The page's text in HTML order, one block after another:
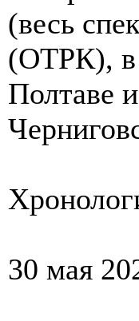
(весь
(ОТРК), в
Полтаве
30 мая